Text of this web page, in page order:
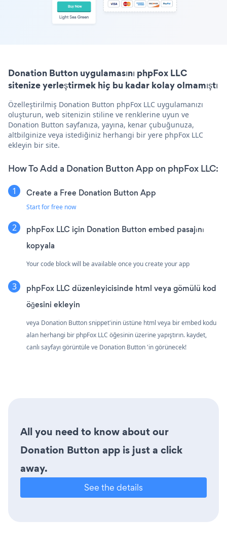
Donation Button uygulamasını phpFox LLC
sitenize yerleştirmek hiç bu kadar kolay olmamıştı
Özelleştirilmiş Donation Button phpFox LLC uygulamanızı
oluşturun, web sitenizin stiline ve renklerine uyun ve
Donation Button sayfanıza, yayına, kenar çubuğunuza,
altbilginize veya istediğiniz herhangi bir yere phpFox LLC
ekleyin bir site.
How To Add a Donation Button App on phpFox LLC:
Create a Free Donation Button App
Start for free now
phpFox LLC için Donation Button embed pasajını
kopyala
Your code block will be available once you create your app
phpFox LLC düzenleyicisinde html veya gömülü kod
öğesini ekleyin
veya Donation Button snippet'inin üstüne html veya bir embed kodu
alan herhangi bir phpFox LLC öğesinin üzerine yapıştırın. kaydet,
canlı sayfayı görüntüle ve Donation Button 'in görünecek!
All you need to know about our
Donation Button app is just a click
away.
See the details